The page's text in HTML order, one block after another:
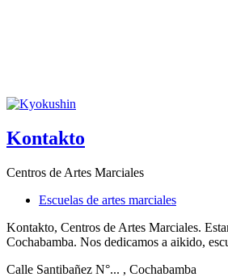
Kontakto
Centros de Artes Marciales
Escuelas de artes marciales
Kontakto, Centros de Artes Marciales.
Cochabamba. Nos dedicamos a aikido,
Calle Santibañez N°... , Cochabamba